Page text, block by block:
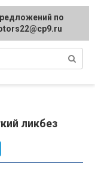
ликбез
по